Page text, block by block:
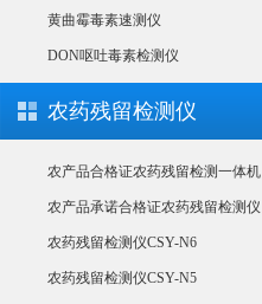
黄曲霉毒素速测仪
DON呕吐毒素检测仪
农药残留检测仪
农产品合格证农药残留检测一体机
农产品承诺合格证农药残留检测仪
农药残留检测仪CSY-N6
农药残留检测仪CSY-N5